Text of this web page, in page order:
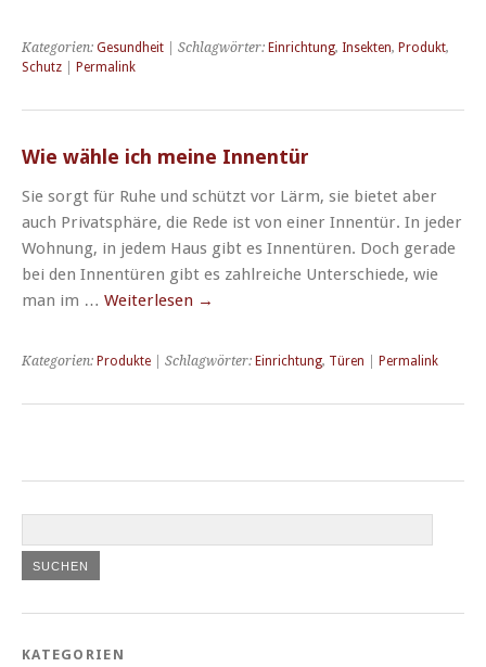
Kategorien: Gesundheit | Schlagwörter: Einrichtung, Insekten, Produkt,
Schutz
Permalink
Wie wähle ich meine Innentür
Sie sorgt für Ruhe und schützt vor Lärm, sie bietet aber
auch Privatsphäre, die Rede ist von einer Innentür. In jeder
Wohnung, in jedem Haus gibt es Innentüren. Doch gerade
bei den Innentüren gibt es zahlreiche Unterschiede, wie
man im … Weiterlesen →
Kategorien: Produkte | Schlagwörter: Einrichtung, Türen Permalink
KATEGORIEN